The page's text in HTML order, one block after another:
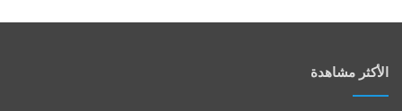
الأكثر مشاهدة